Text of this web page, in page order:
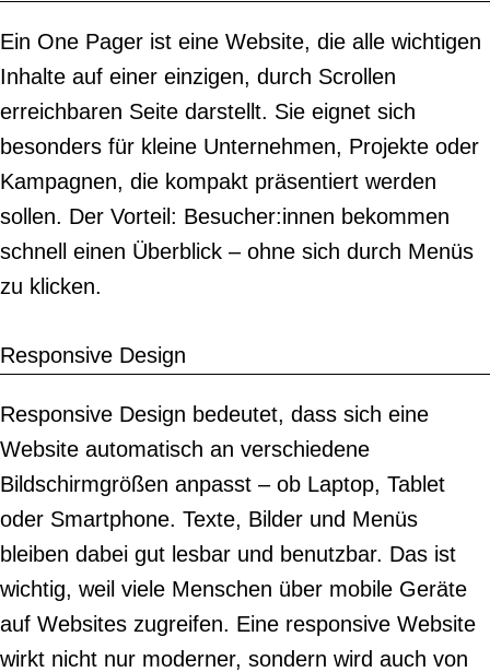
Ein One Pager ist eine Website, die alle wichtigen
Inhalte auf einer einzigen, durch Scrollen
erreichbaren Seite darstellt. Sie eignet sich
besonders für kleine Unternehmen, Projekte oder
Kampagnen, die kompakt präsentiert werden
sollen. Der Vorteil: Besucher:innen bekommen
schnell einen Überblick – ohne sich durch Menüs
zu klicken.
Responsive Design
Responsive Design bedeutet, dass sich eine
Website automatisch an verschiedene
Bildschirmgrößen anpasst – ob Laptop, Tablet
oder Smartphone. Texte, Bilder und Menüs
bleiben dabei gut lesbar und benutzbar. Das ist
wichtig, weil viele Menschen über mobile Geräte
auf Websites zugreifen. Eine responsive Website
wirkt nicht nur moderner, sondern wird auch von